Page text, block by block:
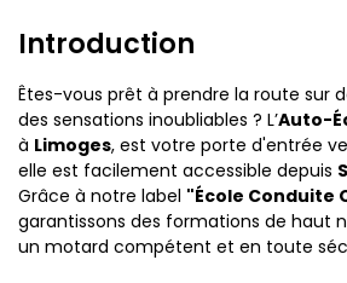
Introduction
Êtes-vous prêt à prendre la route sur
des sensations inoubliables ? L’Auto-
à Limoges, est votre porte d'entrée
elle est facilement accessible depuis
Grâce à notre label "École Conduite
garantissons des formations de haut
un motard compétent et en toute